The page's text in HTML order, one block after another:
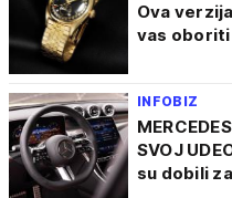
Ova
vas oboriti
INFOBIZ
SVOJ
su dobili